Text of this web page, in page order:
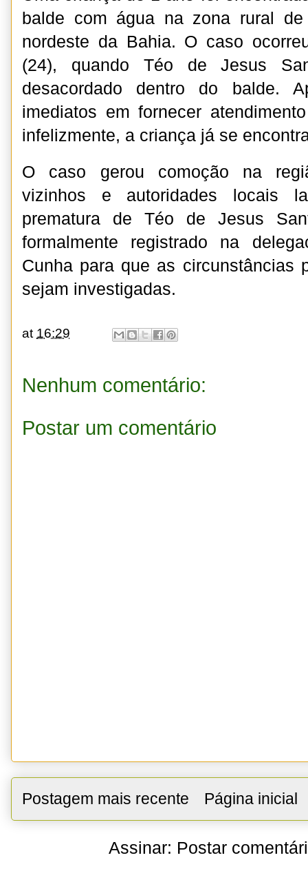
balde com água na zona rural
nordeste da Bahia. O caso
(24), quando Téo de Jesus
desacordado dentro do balde.
imediatos em fornecer
infelizmente, a criança já se
O caso gerou comoção na
vizinhos e autoridades locais
prematura de Téo de Jesus
formalmente registrado na
Cunha para que as circunstâncias
sejam investigadas.
at 16:29
Nenhum comentário:
Postar um comentário
Postagem mais recente Página inicial
Assinar: Postar